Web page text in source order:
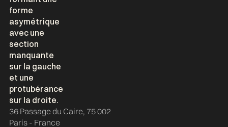
36 Passage du Caire, 75 002
Paris - France